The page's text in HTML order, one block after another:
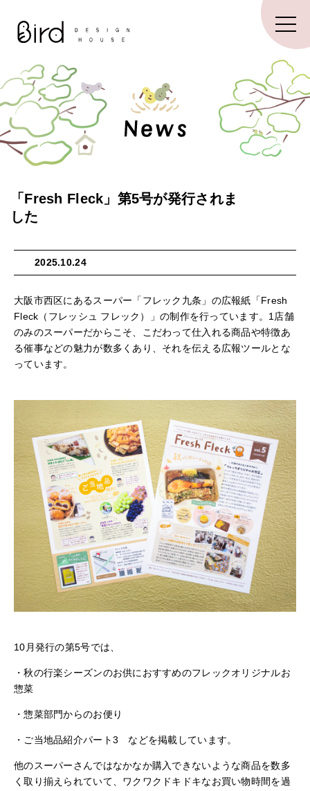
「Fresh Fleck」第5号が発行されま
した
2025.10.24
大阪市西区にあるスーパー「フレック九条」の広報紙「Fresh
Fleck（フレッシュ フレック）」の制作を行っています。1店舗
のみのスーパーだからこそ、こだわって仕入れる商品や特徴あ
る催事などの魅力が数多くあり、それを伝える広報ツールとな
っています。
10月発行の第5号では、
・秋の行楽シーズンのお供におすすめのフレックオリジナルお
惣菜
・惣菜部門からのお便り
・ご当地品紹介パート3 などを掲載しています。
他のスーパーさんではなかなか購入できないような商品を数多
く取り揃えられていて、ワクワクドキドキなお買い物時間を過